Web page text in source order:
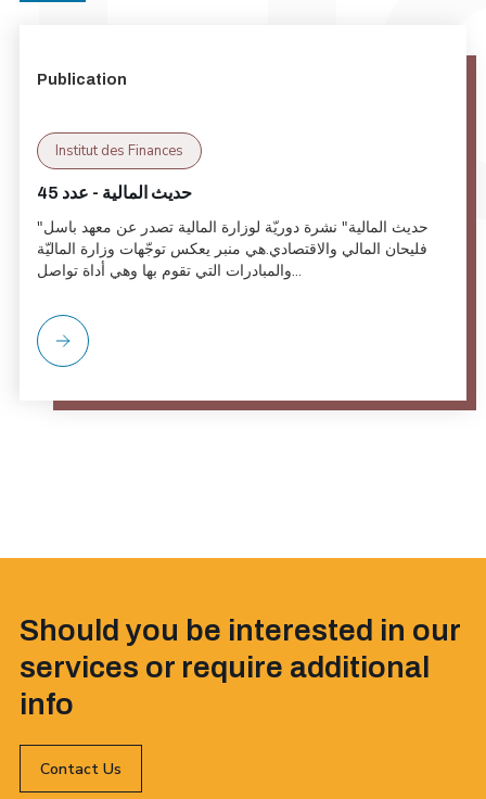
Publication
Institut des Finances
حديث المالية - عدد 45
"حديث المالية" نشرة دوريّة لوزارة المالية تصدر عن معهد باسل
فليحان المالي والاقتصادي.هي منبر يعكس توجّهات وزارة الماليّة
والمبادرات التي تقوم بها وهي أداة تواصل...
Should you be interested in our
services or require additional
info
Contact Us